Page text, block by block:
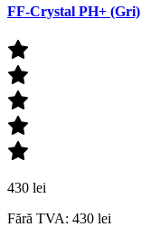
FF-Crystal PH+ (Gri)
430 lei
Fără TVA: 430 lei